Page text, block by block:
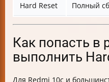
Hard Reset Полный
Как попасть в
выполнить
Для Redmi 10c и